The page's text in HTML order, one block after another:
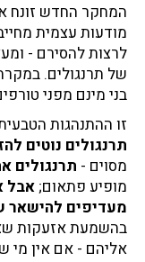
המחקר החדש זונח
מודעות עצמית
לרצות להסירם -
של תרנגולים.
בני מינם מפני
זו ההתנהגות
תרנגולים נוטים
מסוים - תרנגולים
מופיע פתאום;אבל
מעדיפים להישאר
בהשמעת אזעקות
אליהם - אם אין מי